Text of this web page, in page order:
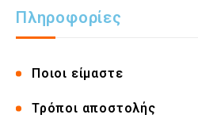
Πληροφορίες
Ποιοι είμαστε
Τρόποι αποστολής